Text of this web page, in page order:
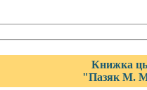
Книжка
"Пазяк М.